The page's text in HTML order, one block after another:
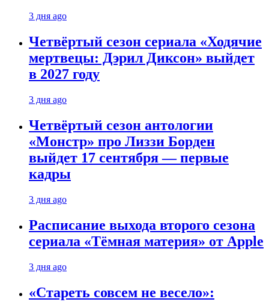
3 дня ago
Четвёртый сезон сериала «Ходячие
мертвецы: Дэрил Диксон» выйдет
в 2027 году
3 дня ago
Четвёртый сезон антологии
«Монстр» про Лиззи Борден
выйдет 17 сентября — первые
кадры
3 дня ago
Расписание выхода второго сезона
сериала «Тёмная материя» от Apple
3 дня ago
«Стареть совсем не весело»: